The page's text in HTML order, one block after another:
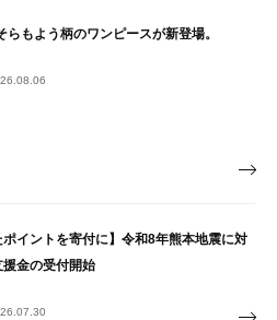
らもよう柄のワンピースが新登場。
ポイントを寄付に】令和8年熊本地震に対
金の受付開始